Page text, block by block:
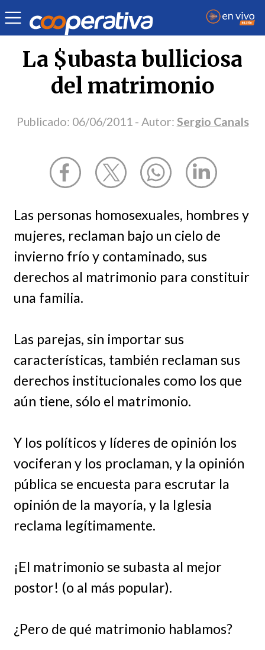
Opinión | Sergio Canals
La $ubasta bulliciosa
del matrimonio
Publicado: 06/06/2011 - Autor: Sergio Canals
Las personas homosexuales, hombres y
mujeres, reclaman bajo un cielo de
invierno frío y contaminado, sus
derechos al matrimonio para constituir
una familia.
Las parejas, sin importar sus
características, también reclaman sus
derechos institucionales como los que
aún tiene, sólo el matrimonio.
Y los políticos y líderes de opinión los
vociferan y los proclaman, y la opinión
pública se encuesta para escrutar la
opinión de la mayoría, y la Iglesia
reclama legítimamente.
¡El matrimonio se subasta al mejor
postor! (o al más popular).
¿Pero de qué matrimonio hablamos?